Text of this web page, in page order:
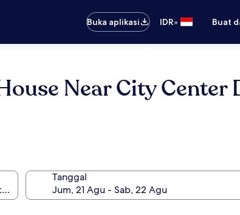
Buka aplikasi
IDR• Buat
Near City Center
Tanggal